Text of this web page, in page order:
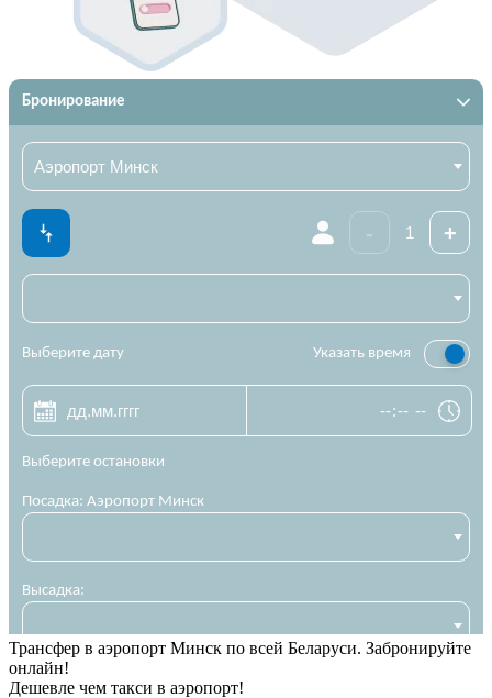
Трансфер в аэропорт Минск по всей Беларуси. Забронируйте
онлайн!
Дешевле чем такси в аэропорт!